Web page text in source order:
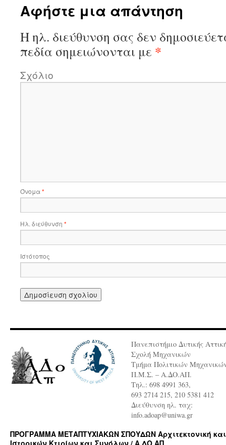
Αφήστε μια απάντηση
Η ηλ. διεύθυνση σας δεν
πεδία σημειώνονται με *
Σχόλιο
Όνομα*
Ηλ. διεύθυνση *
Ιστότοπος
Πανεπιστήμιο Δυτικής
Σχολή Μηχανικών
Τμήμα Πολιτικών
Π.Μ.Σ. – Α.ΔΟ.ΑΠ.
Τηλ.: 698 4991 363,
693 2714 215, 210 5381 412
Διεύθυνση ηλ. ταχ:
info.adoap@uniwa.gr
ΠΡΟΓΡΑΜΜΑ ΜΕΤΑΠΤΥΧΙΑΚΩΝ ΣΠΟΥΔΩΝ Αρχιτεκτονική
Ιστορικών Κτιρίων και Συνόλων / Α.ΔΟ.ΑΠ.